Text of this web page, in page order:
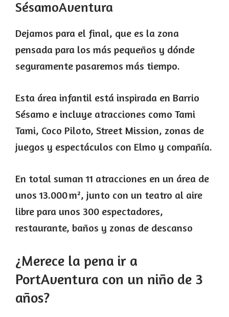
SésamoAventura
Dejamos para el final, que es la zona
pensada para los más pequeños y dónde
seguramente pasaremos más tiempo.
Esta área infantil está inspirada en Barrio
Sésamo e incluye atracciones como Tami
Tami, Coco Piloto, Street Mission, zonas de
juegos y espectáculos con Elmo y compañía.
En total suman 11 atracciones en un área de
unos 13.000 m², junto con un teatro al aire
libre para unos 300 espectadores,
restaurante, baños y zonas de descanso
¿Merece la pena ir a
PortAventura con un niño de 3
años?